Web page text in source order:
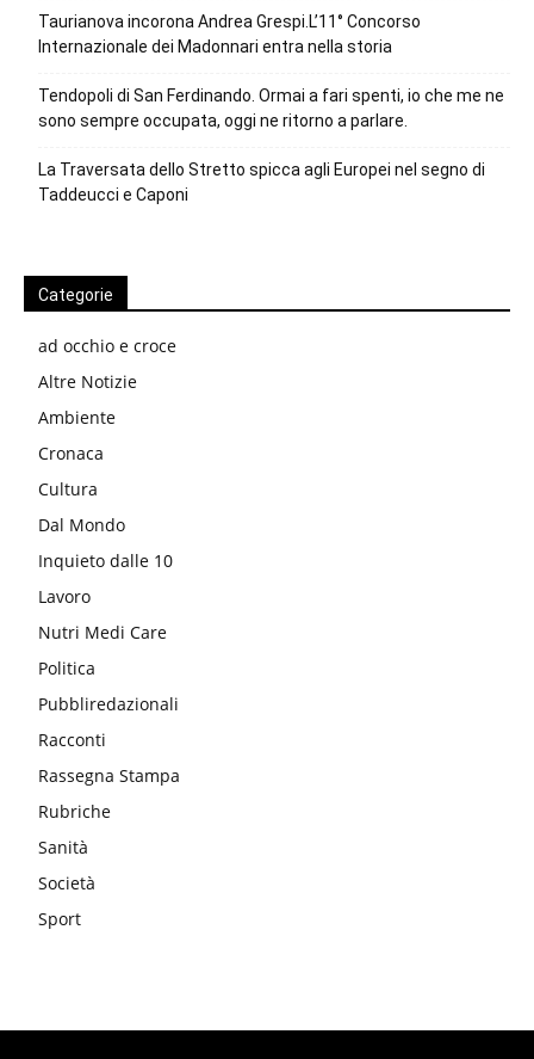
Taurianova incorona Andrea Grespi.L’11° Concorso
Internazionale dei Madonnari entra nella storia
Tendopoli di San Ferdinando. Ormai a fari spenti, io che me ne
sono sempre occupata, oggi ne ritorno a parlare.
La Traversata dello Stretto spicca agli Europei nel segno di
Taddeucci e Caponi
Categorie
ad occhio e croce
Altre Notizie
Ambiente
Cronaca
Cultura
Dal Mondo
Inquieto dalle 10
Lavoro
Nutri Medi Care
Politica
Pubbliredazionali
Racconti
Rassegna Stampa
Rubriche
Sanità
Società
Sport